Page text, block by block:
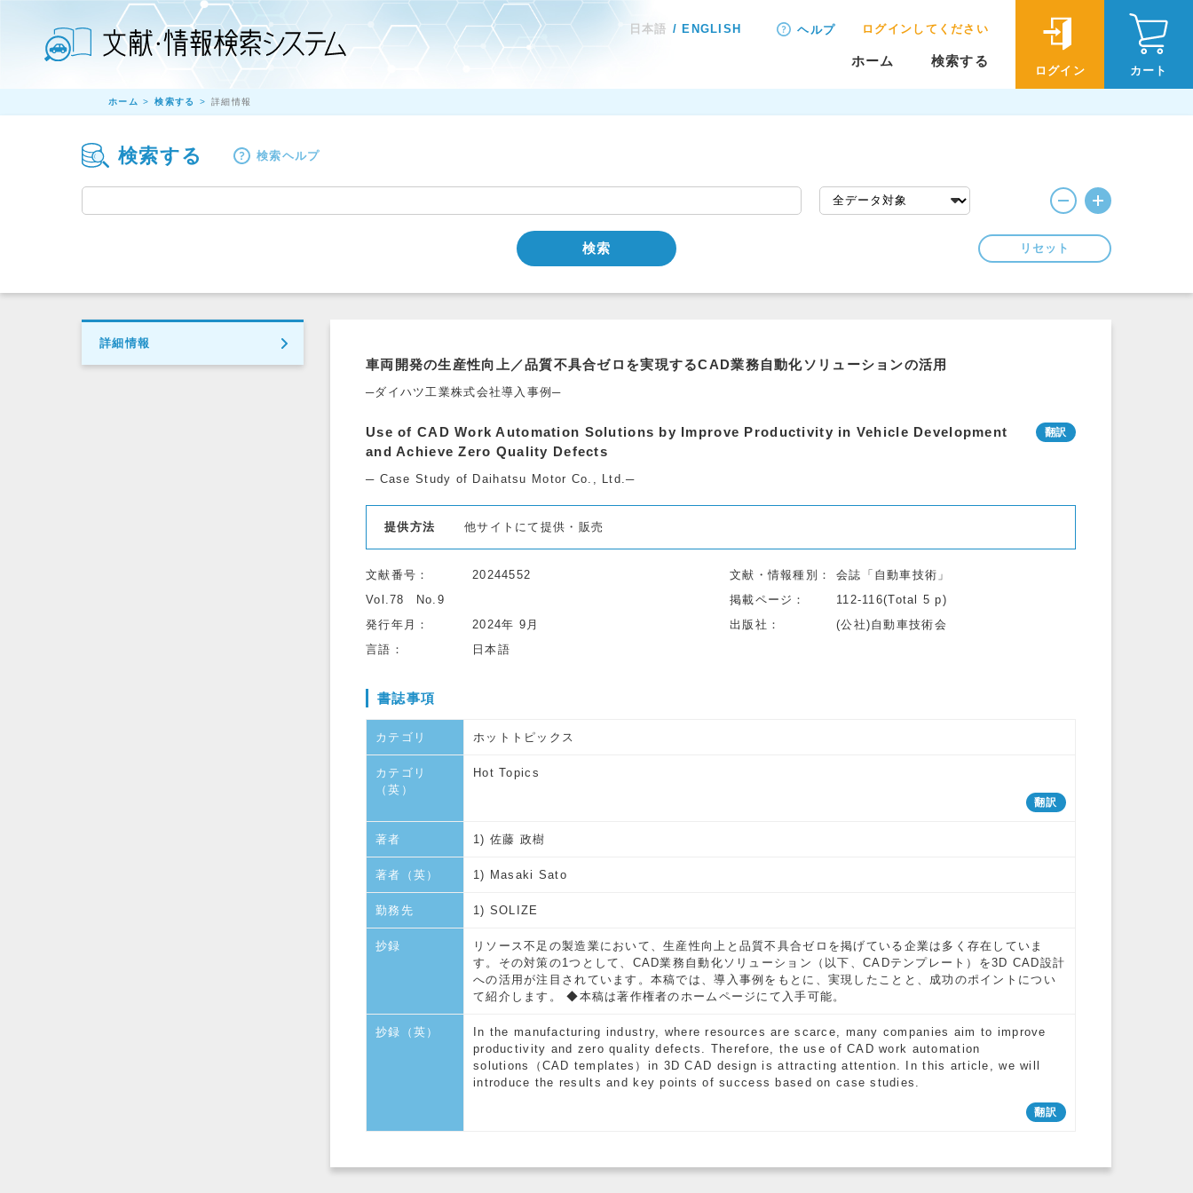
日本語 ENGLISH ヘルプ ログインしてください
ホーム 検索する
ログイン カート
ホーム 検索する 詳細情報
検索する 検索ヘルプ
検索 リセット
詳細情報
車両開発の生産性向上／品質不具合ゼロを実現するCAD業務自動化ソリューションの活用
─ダイハツ工業株式会社導入事例─
Use of CAD Work Automation Solutions by Improve Productivity in Vehicle Development
and Achieve Zero Quality Defects
─ Case Study of Daihatsu Motor Co., Ltd.─
提供方法 他サイトにて提供・販売
文献番号 20244552 文献・情報種別
会誌「自動車技術」
Vol.78
No.9 掲載ページ
112-116(Total 5 p)
発行年月
2024年 9月 出版社
(公社)自動車技術会
言語
日本語
書誌事項
カテゴリ ホットトピックス
カテゴリ
（英）
Hot Topics
翻訳
著者 1) 佐藤 政樹
著者（英） 1) Masaki Sato
勤務先 1) SOLIZE
抄録
リソース不足の製造業において、生産性向上と品質不具合ゼロを掲げている企業は多く存在していま
す。その対策の1つとして、CAD業務自動化ソリューション（以下、CADテンプレート）を3D CAD設計
への活用が注目されています。本稿では、導入事例をもとに、実現したことと、成功のポイントについ
て紹介します。 ◆本稿は著作権者のホームページにて入手可能。
抄録（英）
In the manufacturing industry, where resources are scarce, many companies aim to improve
productivity and zero quality defects. Therefore, the use of CAD work automation
solutions（CAD templates）in 3D CAD design is attracting attention. In this article, we will
introduce the results and key points of success based on case studies.
翻訳